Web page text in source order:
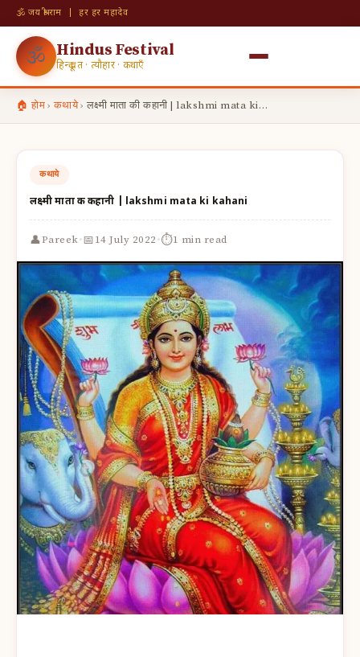
🕉 जय श्री राम | हर हर महादेव
🕉 Hindus Festival
हिन्दू व्रत · त्यौहार · कथाएँ
🏠 होम› कथाये› लक्ष्मी माता की कहानी | lakshmi mata ki…
कथाये
लक्ष्मी माता की कहानी | lakshmi mata ki kahani
👤Pareek·📅14 July 2022·⏱1 min read